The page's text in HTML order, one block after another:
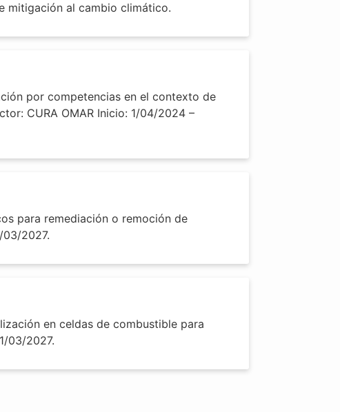
mitigación al cambio climático.
por competencias en el contexto de
CURA OMAR Inicio: 1/04/2024 –
para remediación o remoción de
03/2027.
en celdas de combustible para
03/2027.